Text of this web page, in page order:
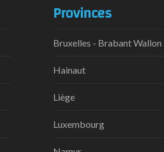
Provinces
Bruxelles - Brabant Wallon
Hainaut
Liège
Luxembourg